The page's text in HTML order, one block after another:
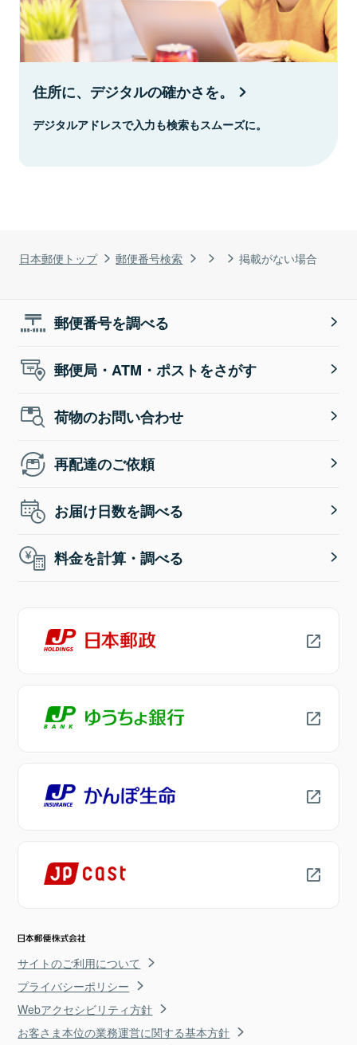
日本郵便トップ 郵便番号検索 掲載がない場合
住所に、デジタルの確かさを。
デジタルアドレスで入力も検索もスムーズに。
郵便番号を調べる
郵便局・ATM・ポストをさがす
荷物のお問い合わせ
再配達のご依頼
お届け日数を調べる
料金を計算・調べる
サイトのご利用について
プライバシーポリシー
Webアクセシビリティ方針
お客さま本位の業務運営に関する基本方針